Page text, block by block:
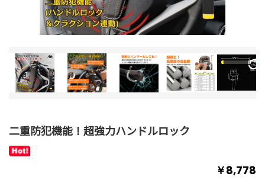
二重防犯機能！超強力ハンドルロック
￥8,778